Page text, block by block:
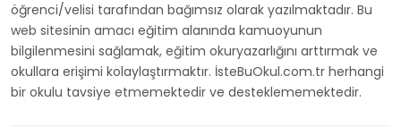
öğrenci/velisi tarafından bağımsız olarak yazılmaktadır. Bu
web sitesinin amacı eğitim alanında kamuoyunun
bilgilenmesini sağlamak, eğitim okuryazarlığını arttırmak ve
okullara erişimi kolaylaştırmaktır. İsteBuOkul.com.tr herhangi
bir okulu tavsiye etmemektedir ve desteklememektedir.